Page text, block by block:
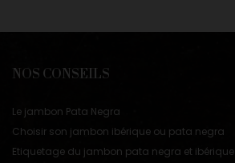
NOS CONSEILS
Le jambon Pata Negra
Choisir son jambon ibérique ou pata negra
Etiquetage du jambon pata negra et ibérique